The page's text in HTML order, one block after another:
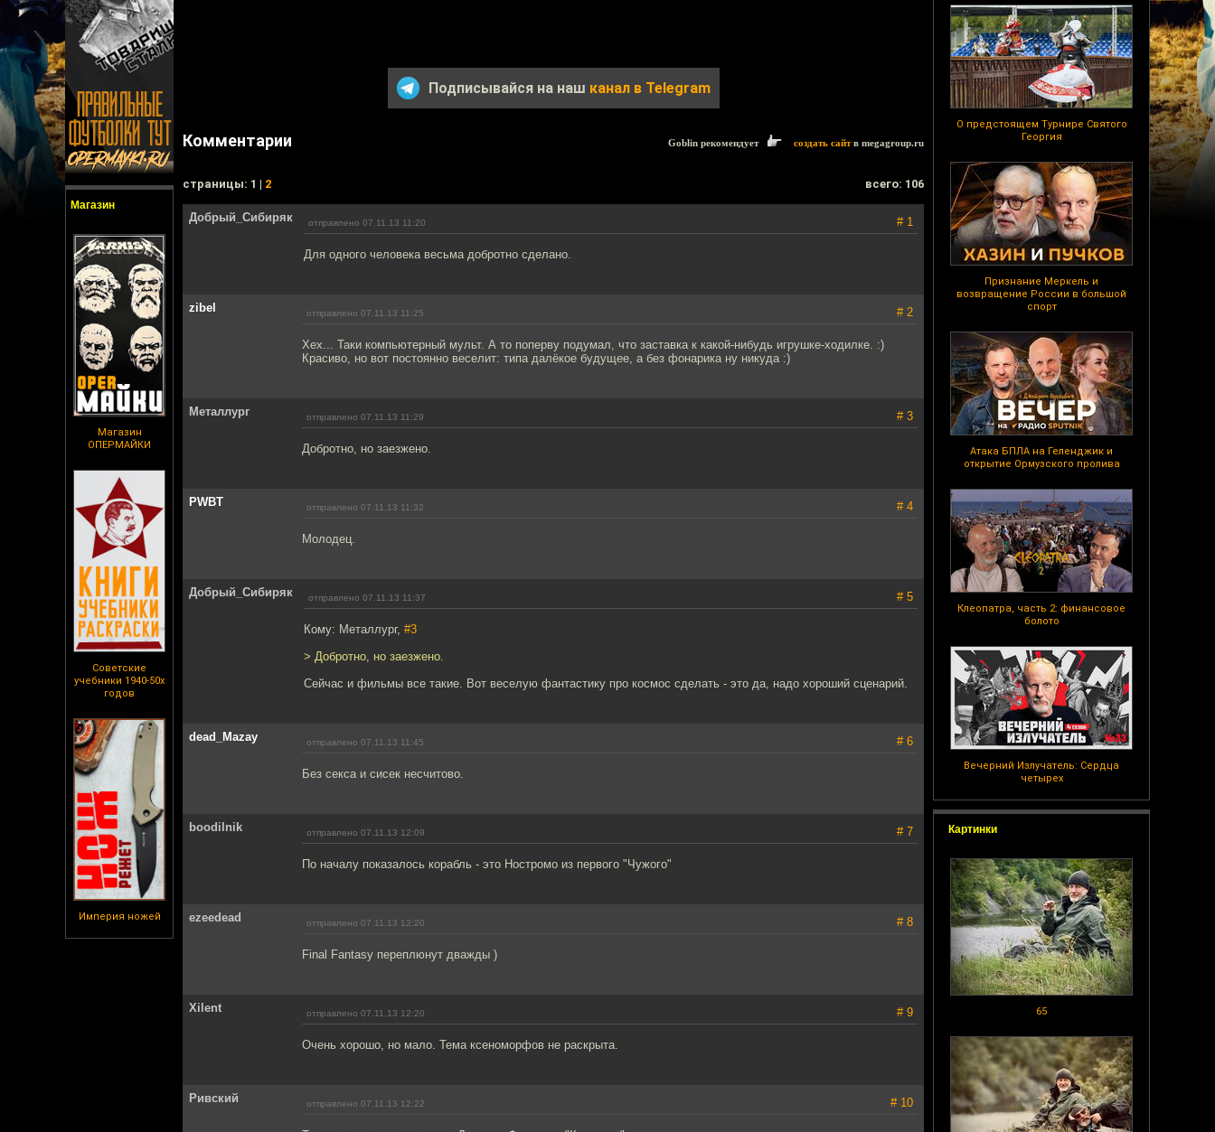
Магазин
Магазин
ОПЕРМАЙКИ
Советские
учебники 1940-50х
годов
Империя ножей
О предстоящем Турнире Святого
Георгия
Признание Меркель и
возвращение России в большой
спорт
Атака БПЛА на Геленджик и
открытие Ормузского пролива
Клеопатра, часть 2: финансовое
болото
Вечерний Излучатель: Сердца
четырех
Картинки
65
Подписывайся на наш канал в Telegram
Комментарии Goblin рекомендует создать сайтв megagroup.ru
cтраницы: 1 | 2 всего: 106
Добрый_Сибиряк отправлено 07.11.13 11:20 # 1
Для одного человека весьма добротно сделано.
zibel отправлено 07.11.13 11:25 # 2
Хех... Таки компьютерный мульт. А то поперву подумал, что заставка к какой-нибудь игрушке-ходилке. :)
Красиво, но вот постоянно веселит: типа далёкое будущее, а без фонарика ну никуда :)
Металлург отправлено 07.11.13 11:29 # 3
Добротно, но заезжено.
PWBT отправлено 07.11.13 11:32 # 4
Молодец.
Добрый_Сибиряк отправлено 07.11.13 11:37 # 5
Кому: Металлург, #3
> Добротно, но заезжено.
Сейчас и фильмы все такие. Вот веселую фантастику про космос сделать - это да, надо хороший сценарий.
dead_Mazay отправлено 07.11.13 11:45 # 6
Без секса и сисек несчитово.
boodilnik отправлено 07.11.13 12:09 # 7
По началу показалось корабль - это Ностромо из первого "Чужого"
ezeedead отправлено 07.11.13 12:20 # 8
Final Fantasy переплюнут дважды )
Xilent отправлено 07.11.13 12:20 # 9
Очень хорошо, но мало. Тема ксеноморфов не раскрыта.
Ривский отправлено 07.11.13 12:22 # 10